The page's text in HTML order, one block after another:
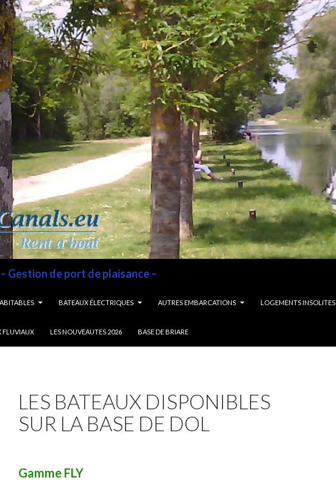
Gestion de port de plaisance –
BATEAUX ÉLECTRIQUES AUTRES EMBARCATIONS LOGEMENTS INSOLITES
FLUVIAUX LES NOUVEAUTES 2026 BASE DE BRIARE
LES BATEAUX DISPONIBLES
SUR LA BASE DE DOL
Gamme FLY